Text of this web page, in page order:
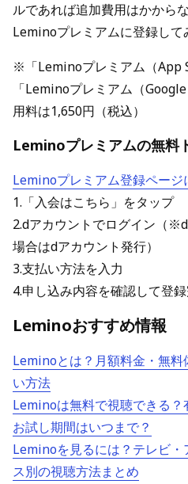
ルであれば追加費用はかから
Leminoプレミアムに登録して
※「Leminoプレミアム（App
「Leminoプレミアム（
用料は1,650円（税込）
Leminoプレミアムの無料
Leminoプレミアム登録ページ
1.「入会はこちら」をタップ
2.dアカウントでログイン（
場合はdアカウント発行）
3.支払い方法を入力
4.申し込み内容を確認して登録
Leminoおすすめ情報
Leminoとは？月額料金・無
い方法
Leminoは無料で視聴できる？
お試し期間はいつまで？
Leminoを見るには？テレビ・
ス別の視聴方法まとめ